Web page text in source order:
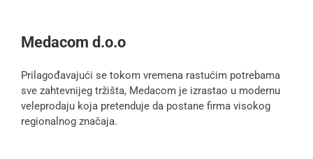
Medacom d.o.o
Prilagođavajući se tokom vremena rastućim potrebama
sve zahtevnijeg tržišta, Medacom je izrastao u modernu
veleprodaju koja pretenduje da postane firma visokog
regionalnog značaja.